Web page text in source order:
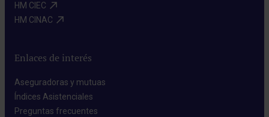
HM CIEC​
HM CINAC​
Enlaces de interés
Aseguradoras y mutuas​
Índices Asistenciales​
Preguntas frecuentes​